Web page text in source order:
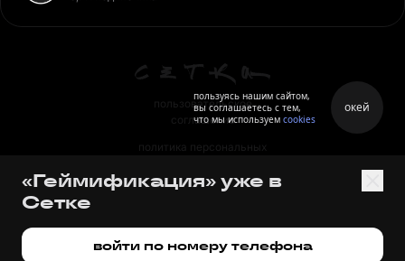
пользовательское
соглашение
политика персональных
правила
«Геймификация» уже в
Сетке
войти по номеру телефона
пользуясь нашим сайтом,
вы соглашаетесь с тем,
что мы используем cookies
окей